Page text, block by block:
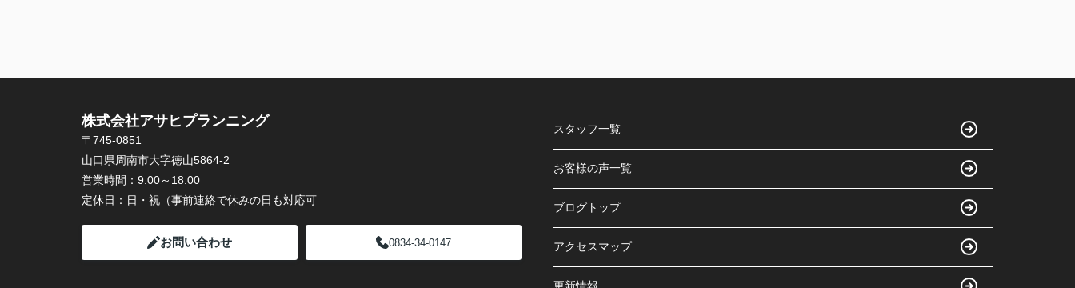
株式会社アサヒプランニング
〒745-0851
山口県周南市大字徳山5864-2
営業時間： 9.00～18.00
定休日： 日・祝（事前連絡で休みの日も対応可
お問い合わせ 0834-34-0147
スタッフ一覧
お客様の声一覧
ブログトップ
アクセスマップ